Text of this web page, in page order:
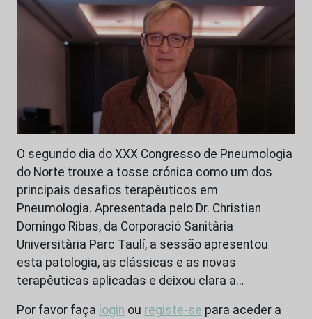
O segundo dia do XXX Congresso de Pneumologia
do Norte trouxe a tosse crónica como um dos
principais desafios terapêuticos em
Pneumologia. Apresentada pelo Dr. Christian
Domingo Ribas, da Corporació Sanitària
Universitària Parc Taulí, a sessão apresentou
esta patologia, as clássicas e as novas
terapêuticas aplicadas e deixou clara a…
Por favor faça login ou registe-se para aceder a